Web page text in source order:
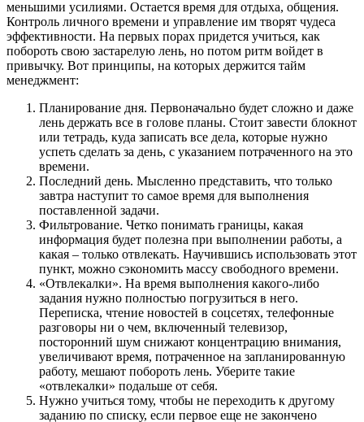
меньшими усилиями. Остается время для отдыха, общения.
Контроль личного времени и управление им творят чудеса
эффективности. На первых порах придется учиться, как
побороть свою застарелую лень, но потом ритм войдет в
привычку. Вот принципы, на которых держится тайм
менеджмент:
Планирование дня. Первоначально будет сложно и даже
лень держать все в голове планы. Стоит завести блокнот
или тетрадь, куда записать все дела, которые нужно
успеть сделать за день, с указанием потраченного на это
времени.
Последний день. Мысленно представить, что только
завтра наступит то самое время для выполнения
поставленной задачи.
Фильтрование. Четко понимать границы, какая
информация будет полезна при выполнении работы, а
какая – только отвлекать. Научившись использовать этот
пункт, можно сэкономить массу свободного времени.
«Отвлекалки». На время выполнения какого-либо
задания нужно полностью погрузиться в него.
Переписка, чтение новостей в соцсетях, телефонные
разговоры ни о чем, включенный телевизор,
посторонний шум снижают концентрацию внимания,
увеличивают время, потраченное на запланированную
работу, мешают побороть лень. Уберите такие
«отвлекалки» подальше от себя.
Нужно учиться тому, чтобы не переходить к другому
заданию по списку, если первое еще не закончено